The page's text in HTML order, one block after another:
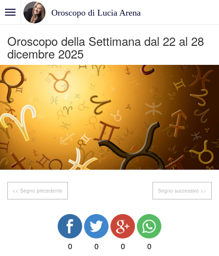
Oroscopo di Lucia Arena
Oroscopo della Settimana dal 22 al 28
dicembre 2025
<< Segno precedente Segno successivo >>
0 0 0 0